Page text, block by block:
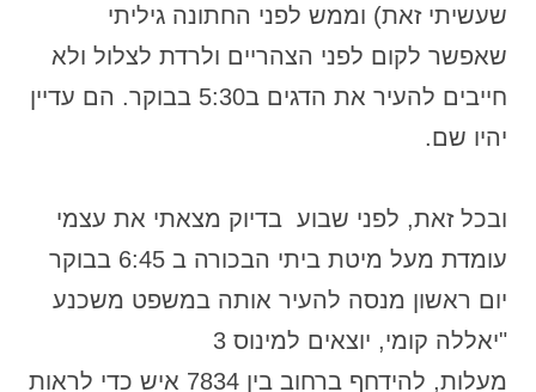
שעשיתי זאת) וממש לפני החתונה גיליתי
שאפשר לקום לפני הצהריים ולרדת לצלול ולא
חייבים להעיר את הדגים ב5:30 בבוקר. הם עדיין
יהיו שם.
ובכל זאת, לפני שבוע בדיוק מצאתי את עצמי
עומדת מעל מיטת ביתי הבכורה ב 6:45 בבוקר
יום ראשון מנסה להעיר אותה במשפט משכנע
"יאללה קומי, יוצאים למינוס 3
מעלות, להידחף ברחוב בין 7834 איש כדי לראות